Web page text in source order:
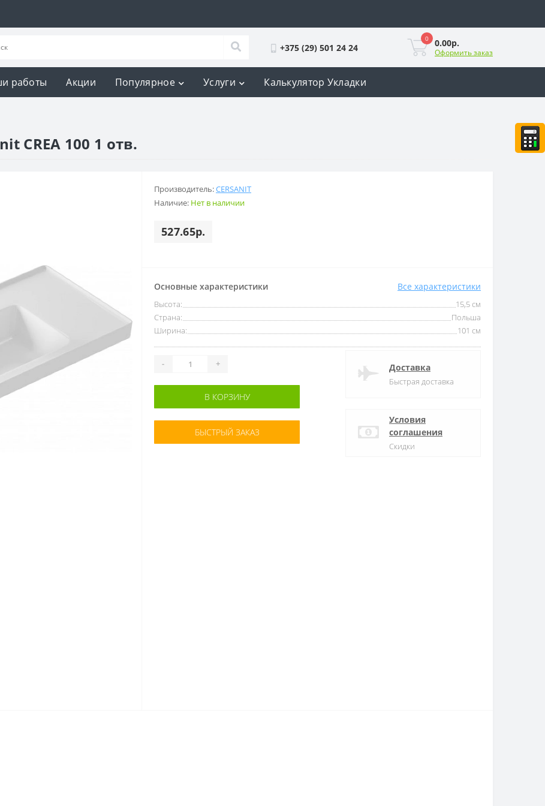
+375 (29) 501 24 24
0 0.00р.
Оформить заказ
работы Акции Популярное Услуги Калькулятор Укладки
CREA 100 1 отв.
Производитель:CERSANIT
Наличие: Нет в наличии
527.65р.
Основные характеристики Все характеристики
Высота:
15,5 см
Страна:
Польша
Ширина:
101 см
- +
В КОРЗИНУ
БЫСТРЫЙ ЗАКАЗ
Доставка
Быстрая доставка
Условия
соглашения
Скидки